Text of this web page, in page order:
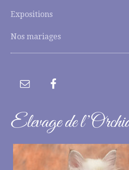
Expositions
Nos mariages
Elevage de